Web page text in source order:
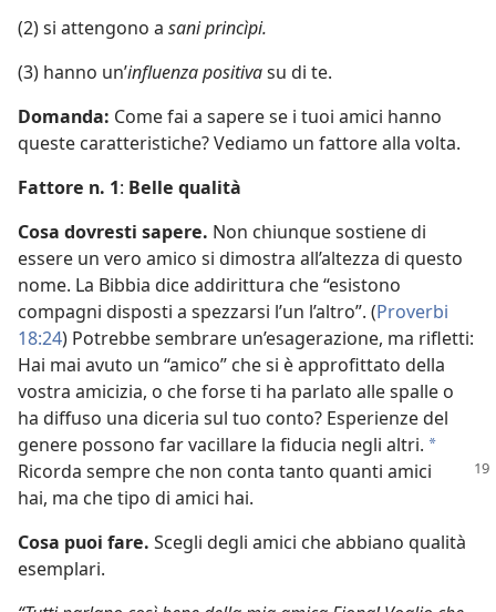
(2) si attengono a sani princìpi.
(3) hanno un’influenza positivasu di te.
Domanda: Come fai a sapere se i tuoi amici hanno
queste caratteristiche? Vediamo un fattore alla volta.
Fattore n. 1: Belle qualità
Cosa dovresti sapere. Non chiunque sostiene di
essere un vero amico si dimostra all’altezza di questo
nome. La Bibbia dice addirittura che “esistono
compagni disposti a spezzarsi l’un l’altro”. (Proverbi
18:24) Potrebbe sembrare un’esagerazione, ma rifletti:
Hai mai avuto un “amico” che si è approfittato della
vostra amicizia, o che forse ti ha parlato alle spalle o
ha diffuso una diceria sul tuo conto? Esperienze del
genere possono far vacillare la fiducia negli altri. *
Ricorda sempre che non conta tanto quanti amici
hai, ma che tipo di amici hai.
Cosa puoi fare. Scegli degli amici che abbiano qualità
esemplari.